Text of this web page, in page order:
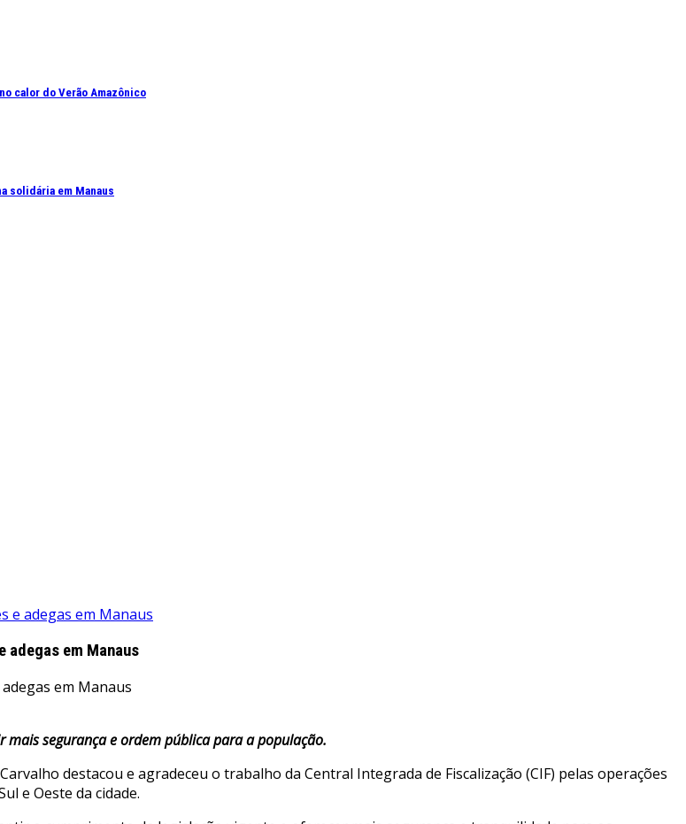
calor do Verão Amazônico
solidária em Manaus
e adegas em Manaus
adegas em Manaus
mais segurança e ordem pública para a população.
destacou e agradeceu o trabalho da Central Integrada de Fiscalização (CIF) pelas operações
e Oeste da cidade.